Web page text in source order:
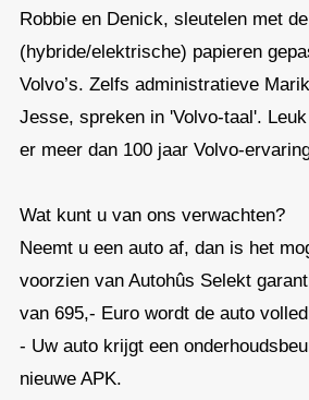
Robbie en Denick, sleutelen met
(hybride/elektrische) papieren
Volvo’s. Zelfs administratieve
Jesse, spreken in 'Volvo-taal'.
er meer dan 100 jaar Volvo-
Wat kunt u van ons verwachten?
Neemt u een auto af, dan is het
voorzien van Autohûs Selekt
van 695,- Euro wordt de auto
- Uw auto krijgt een
nieuwe APK.